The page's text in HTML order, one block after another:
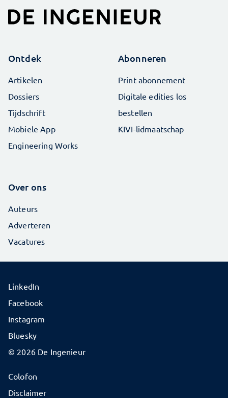
Ontdek
Artikelen
Dossiers
Tijdschrift
Mobiele App
Engineering Works
Abonneren
Print abonnement
Digitale edities los
bestellen
KIVI-lidmaatschap
Over ons
Auteurs
Adverteren
Vacatures
© 2026 De Ingenieur
Colofon
Disclaimer
LinkedIn
Facebook
Instagram
Bluesky